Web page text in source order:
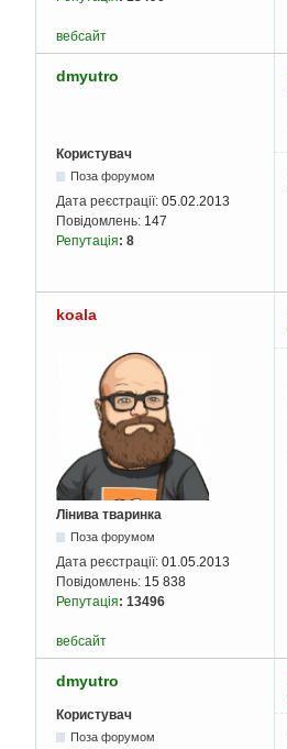
вебсайт
dmyutro
Користувач
Поза форумом
Дата реєстрації: 05.02.2013
Повідомлень: 147
Репутація: 8
koala
Лінива тваринка
Поза форумом
Дата реєстрації: 01.05.2013
Повідомлень: 15 838
Репутація: 13496
вебсайт
dmyutro
Користувач
Поза форумом